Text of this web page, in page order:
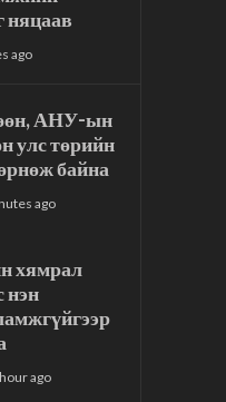
няцаав
ago
АНУ-ын
улс төрийн
байна
ago
хямрал
нэн
ago